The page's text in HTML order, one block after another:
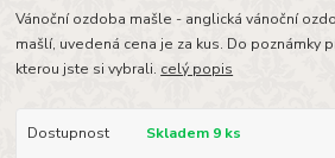
Vánoční ozdoba mašle - anglická vánoční
mašlí, uvedená cena je za kus. Do poznámky
kterou jste si vybrali. celý popis
Dostupnost Skladem 9 ks